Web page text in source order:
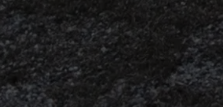
メニュー ホーム トップ